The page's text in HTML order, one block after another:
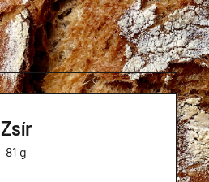
Zsír
81 g